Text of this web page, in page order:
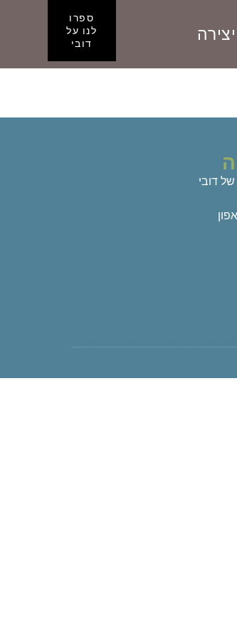
יצירה
ספרו
לנו על
דובי
בדרך קיבלתי הסבר מדובי מה
מתלהם. זה הפריע לו.
דובי